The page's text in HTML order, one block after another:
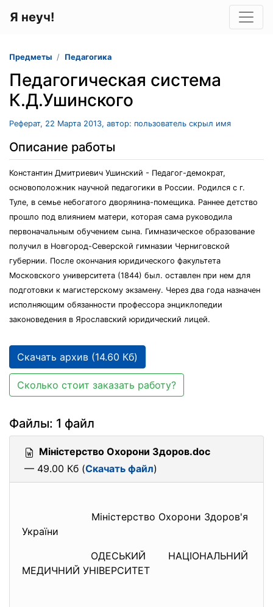
Я неуч!
Предметы Педагогика
Педагогическая система
К.Д.Ушинского
Реферат, 22 Марта 2013, автор: пользователь скрыл имя
Описание работы
Константин Дмитриевич Ушинский - Педагог-демократ,
основоположник научной педагогики в России. Родился с г.
Туле, в семье небогатого дворянина-помещика. Раннее детство
прошло под влиянием матери, которая сама руководила
первоначальным обучением сына. Гимназическое образование
получил в Новгород-Северской гимназии Черниговской
губернии. После окончания юридического факультета
Московского университета (1844) был. оставлен при нем для
подготовки к магистерскому экзамену. Через два года назначен
исполняющим обязанности профессора энциклопедии
законоведения в Ярославский юридический лицей.
Скачать архив (14.60 Кб)
Сколько стоит заказать работу?
Файлы: 1 файл
Міністерство Охорони Здоров.doc
— 49.00 Кб (Скачать файл)
Міністерство Охорони Здоров'я
України
ОДЕСЬКИЙ НАЦІОНАЛЬНИЙ
МЕДИЧНИЙ УНІВЕРСИТЕТ